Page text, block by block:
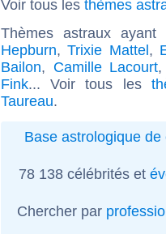
Voir tous les thèmes
Thèmes astraux
Hepburn,Trixie Mattel,
Bailon, Camille Lacourt
Fink... Voir tous les
Taureau.
Base astrologique de
78 138 célébrités et
Chercher par